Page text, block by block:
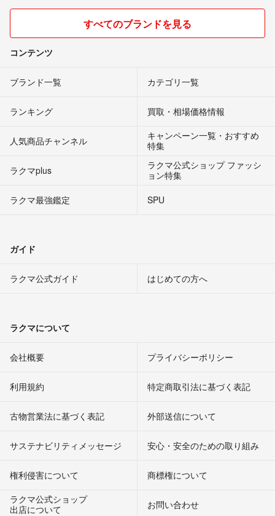
すべてのブランドを見る
コンテンツ
ブランド一覧 カテゴリ一覧
ランキング 買取・相場価格情報
人気商品チャンネル
キャンペーン一覧・おすすめ
特集
ラクマplus
ラクマ公式ショップ ファッシ
ョン特集
ラクマ最強鑑定
SPU
ガイド
ラクマ公式ガイド はじめての方へ
ラクマについて
会社概要 プライバシーポリシー
利用規約 特定商取引法に基づく表記
古物営業法に基づく表記 外部送信について
サステナビリティメッセージ 安心・安全のための取り組み
権利侵害について
商標権について
ラクマ公式ショップ
出店について
お問い合わせ